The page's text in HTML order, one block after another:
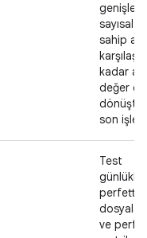
sayısal
sahip
kadar
değer
son
Test
perfetto
ve